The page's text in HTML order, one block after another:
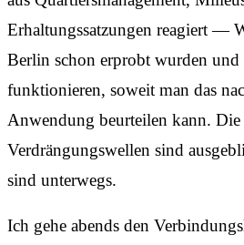
Erhaltungssatzungen reagiert —
Berlin schon erprobt wurden
funktionieren, soweit man das
Anwendung beurteilen kann. Die
Verdrängungswellen sind
sind unterwegs.
Ich gehe abends den